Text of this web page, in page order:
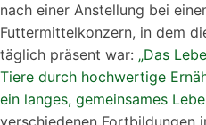
nach einer Anstellung bei
Futtermittelkonzern, in dem
täglich präsent war: „Das
Tiere durch hochwertige
ein langes, gemeinsames
verschiedenen Fortbildungen